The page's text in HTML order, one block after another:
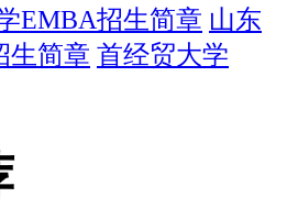
EMBA招生简章 山东
生简章 首经贸大学